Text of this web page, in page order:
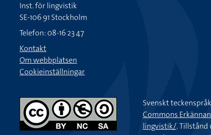
Inst. för lingvistik
SE-106 91 Stockholm
Telefon: 08-16 23 47
Kontakt
Om webbplatsen
Cookieinställningar
Svenskt
Commons
lingvistik/. Tillstånd